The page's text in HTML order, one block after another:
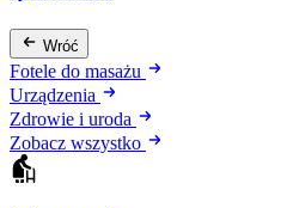
Wróć
Fotele do masażu
Urządzenia
Zdrowie i uroda
Zobacz wszystko